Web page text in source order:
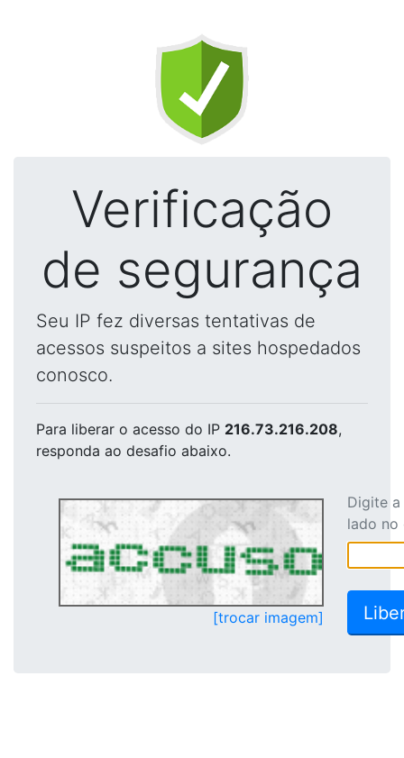
Verificação
de segurança
Seu IP fez diversas tentativas de
acessos suspeitos a sites hospedados
conosco.
Para liberar o acesso do IP 216.73.216.208,
responda ao desafio abaixo.
[trocar imagem]
Digite
lado no